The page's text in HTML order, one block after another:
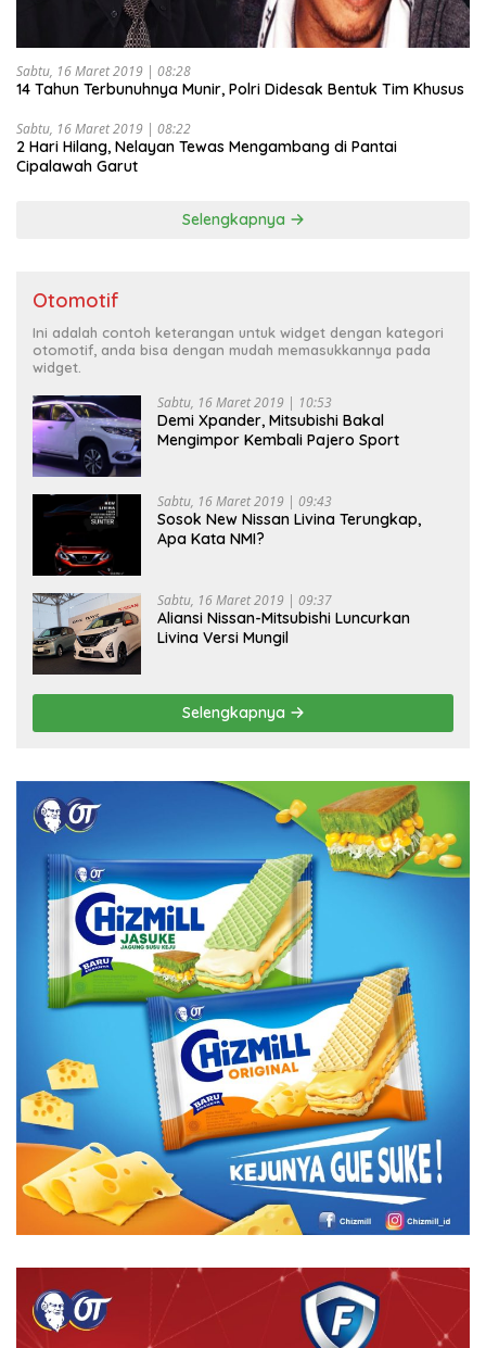
Sabtu, 16 Maret 2019 | 08:28
14 Tahun Terbunuhnya Munir, Polri Didesak Bentuk Tim Khusus
Sabtu, 16 Maret 2019 | 08:22
2 Hari Hilang, Nelayan Tewas Mengambang di Pantai
Cipalawah Garut
Selengkapnya
Otomotif
Ini adalah contoh keterangan untuk widget dengan kategori
otomotif, anda bisa dengan mudah memasukkannya pada
widget.
Sabtu, 16 Maret 2019 | 10:53
Demi Xpander, Mitsubishi Bakal
Mengimpor Kembali Pajero Sport
Sabtu, 16 Maret 2019 | 09:43
Sosok New Nissan Livina Terungkap,
Apa Kata NMI?
Sabtu, 16 Maret 2019 | 09:37
Aliansi Nissan-Mitsubishi Luncurkan
Livina Versi Mungil
Selengkapnya